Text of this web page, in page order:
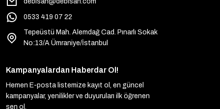
0533 419 07 22
Tepeüstü Mah. Alemdağ Cad. Pınarlı Sokak
No:13/A Ümraniye/İstanbul
Kampanyalardan Haberdar Ol!
Hemen E-posta listemize kayıt ol, en güncel
kampanyalar, yenilikler ve duyuruları ilk öğrenen
sen ol.